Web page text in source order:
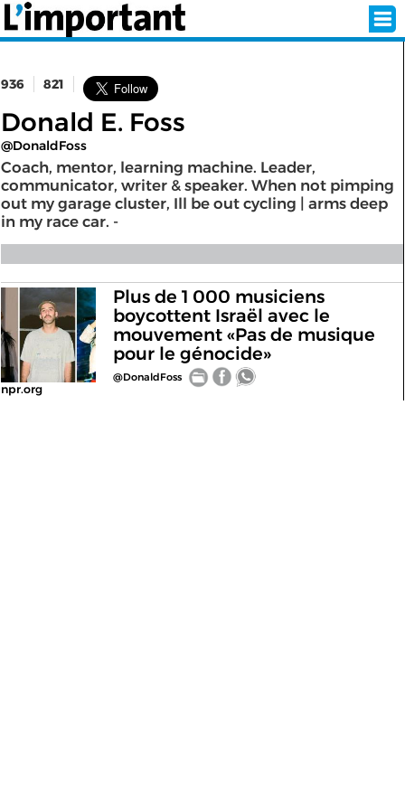
SÉLECTION DE L'ÉTÉ
ABONNEZ-VOUS À LA NEWSLETTER!
SUIVEZ NOUS:
< RETOUR À L'ACCUEIL
936 821
Donald E. Foss
@DonaldFoss
Coach, mentor, learning machine. Leader,
communicator, writer & speaker. When not pimping
out my garage cluster, Ill be out cycling | arms deep
in my race car. -
npr.org
Plus de 1 000 musiciens
boycottent Israël avec le
mouvement «Pas de musique
pour le génocide»
@DonaldFoss